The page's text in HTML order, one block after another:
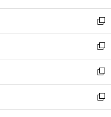
ウ
で
開
く
ン
ド
ウ
で
開
く
ウ
ィ
ン
ド
ウ
で
開
く
し
い
ウ
ィ
ン
ド
ウ
で
開
新
し
い
ウ
ィ
ン
ド
ウ
新
し
い
ウ
ィ
ン
新
し
い
ウ
新
し